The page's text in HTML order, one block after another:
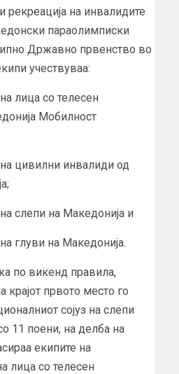
рекреација на инвалидите
параолимписки
Државно првенство во
учествуваа:
лица со телесен
Мобилност
цивилни инвалиди од
слепи на Mакедонија и
глуви на Македонија.
по викенд правила,
крајот првото место го
сојуз на слепи
11 поени, на делба на
екипите на
лица со телесен